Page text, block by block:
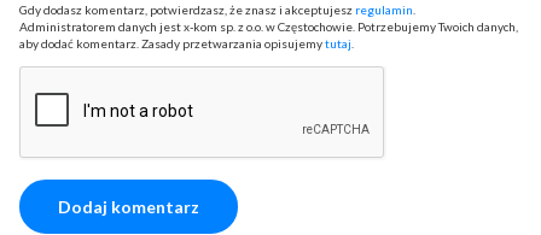
Gdy dodasz komentarz, potwierdzasz, że znasz i akceptujesz regulamin
Administratorem danych jest x-kom sp. z o.o. w Częstochowie. Potrzebujemy Twoich danych,
aby dodać komentarz. Zasady przetwarzania opisujemytutaj